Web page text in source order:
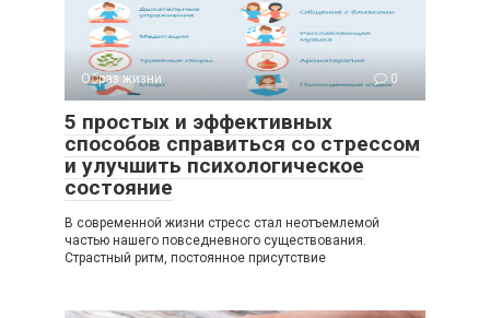
Образ жизни 0
5 простых и эффективных
способов справиться со стрессом
и улучшить психологическое
состояние
В современной жизни стресс стал неотъемлемой
частью нашего повседневного существования.
Страстный ритм, постоянное присутствие